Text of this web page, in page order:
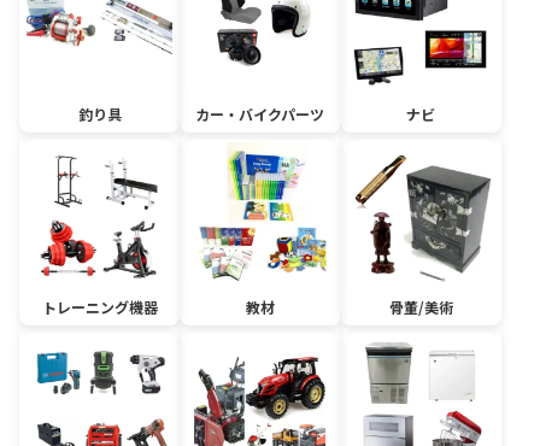
釣り具 カー・バイクパーツ ナビ
トレーニング機器 教材 骨董/美術